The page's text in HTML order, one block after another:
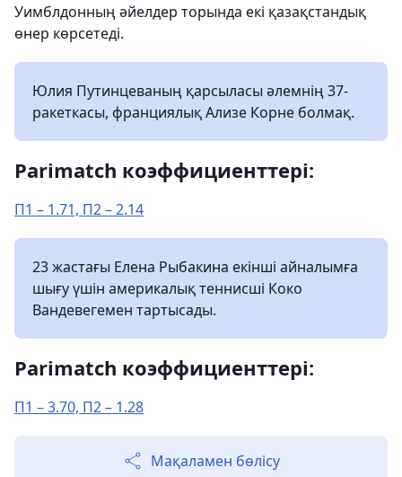
Уимблдонның әйелдер торында екі қазақстандық
өнер көрсетеді.
Юлия Путинцеваның қарсыласы әлемнің 37-
ракеткасы, франциялық Ализе Корне болмақ.
Parimatch коэффициенттері:
П1 – 1.71, П2 – 2.14
23 жастағы Елена Рыбакина екінші айналымға
шығу үшін америкалық теннисші Коко
Вандевегемен тартысады.
Parimatch коэффициенттері:
П1 – 3.70, П2 – 1.28
Мақаламен бөлісу